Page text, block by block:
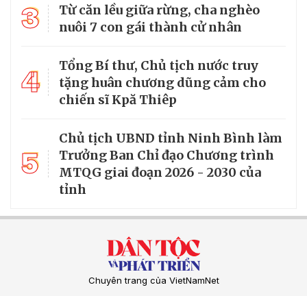
3
Từ căn lều giữa rừng, cha nghèo
nuôi 7 con gái thành cử nhân
4
Tổng Bí thư, Chủ tịch nước truy
tặng huân chương dũng cảm cho
chiến sĩ Kpă Thiêp
5
Chủ tịch UBND tỉnh Ninh Bình làm
Trưởng Ban Chỉ đạo Chương trình
MTQG giai đoạn 2026 - 2030 của
tỉnh
Chuyên trang của VietNamNet